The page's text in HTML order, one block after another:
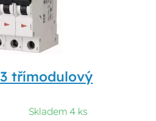
třímodulový
Skladem 4 ks